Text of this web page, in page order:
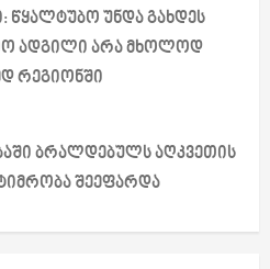
უნდა გახდეს
ადგილი არა მხოლოდ
რეგიონში
ბრალდებულს აღკვეთის
შეეფარდა